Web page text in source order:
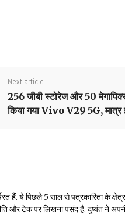
Next article
256 जीबी स्टोरेज और 50
किया गया Vivo V29 5G, मात्र
ये पिछले 5 साल से पत्रकारिता के क्षेत्र
और टेक पर लिखना पसंद है. दुष्यंत ने